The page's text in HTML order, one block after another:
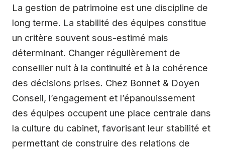
La gestion de patrimoine est une discipline de
long terme. La stabilité des équipes constitue
un critère souvent sous-estimé mais
déterminant. Changer régulièrement de
conseiller nuit à la continuité et à la cohérence
des décisions prises. Chez Bonnet & Doyen
Conseil, l’engagement et l’épanouissement
des équipes occupent une place centrale dans
la culture du cabinet, favorisant leur stabilité et
permettant de construire des relations de